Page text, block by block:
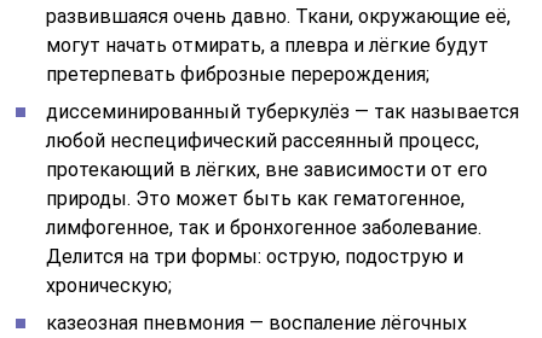
развившаяся очень давно. Ткани, окружающие её,
могут начать отмирать, а плевра и лёгкие будут
претерпевать фиброзные перерождения;
диссеминированный туберкулёз — так называется
любой неспецифический рассеянный процесс,
протекающий в лёгких, вне зависимости от его
природы. Это может быть как гематогенное,
лимфогенное, так и бронхогенное заболевание.
Делится на три формы: острую, подострую и
хроническую;
казеозная пневмония — воспаление лёгочных